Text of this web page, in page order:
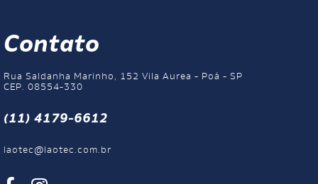
Contato
Rua Saldanha Marinho, 152 Vila Aurea - Poá - SP
CEP. 08554-330
(11) 4179-6612
laotec@laotec.com.br